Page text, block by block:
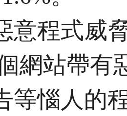
意程式威
網站帶有
等惱人的